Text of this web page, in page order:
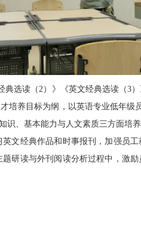
典选读（2）》《英文经典选读（3
养目标为纲，以英语专业低年级
识、基本能力与人文素质三方面培
文经典作品和时事报刊，加强员
研读与外刊阅读分析过程中，激